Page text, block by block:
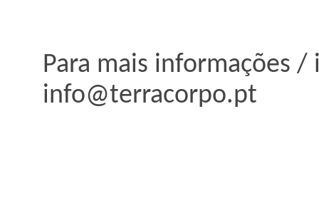
Para mais informações /
info@terracorpo.pt